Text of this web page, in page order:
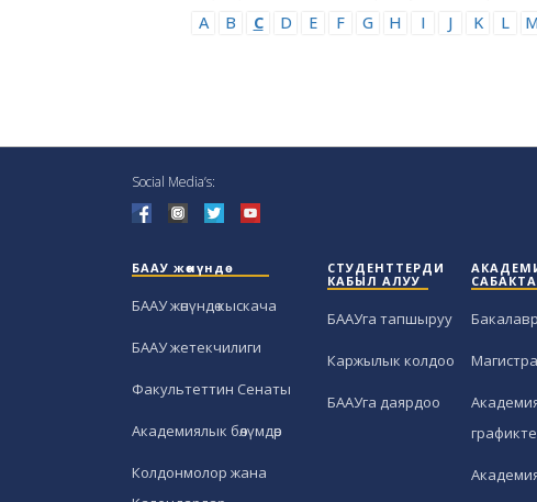
A B C D E F G H I J K L
Social Media’s:
БААУ жөнүндө
БААУ жөнүндө кыскача
БААУ жетекчилиги
Факультеттин Сенаты
Академиялык бөлүмдөр
Колдонмолор жана
СТУДЕНТТЕРДИ
КАБЫЛ АЛУУ
БААУга тапшыруу
Каржылык колдоо
БААУга даярдоо